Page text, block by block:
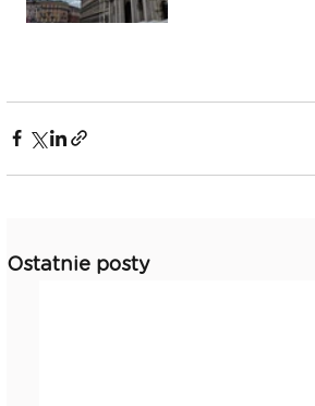
Ostatnie posty